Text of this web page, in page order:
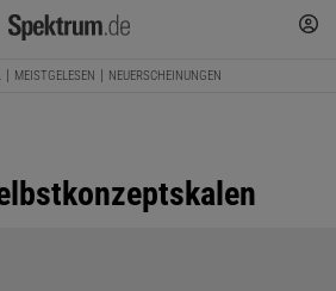
MEISTGELESEN NEUERSCHEINUNGEN